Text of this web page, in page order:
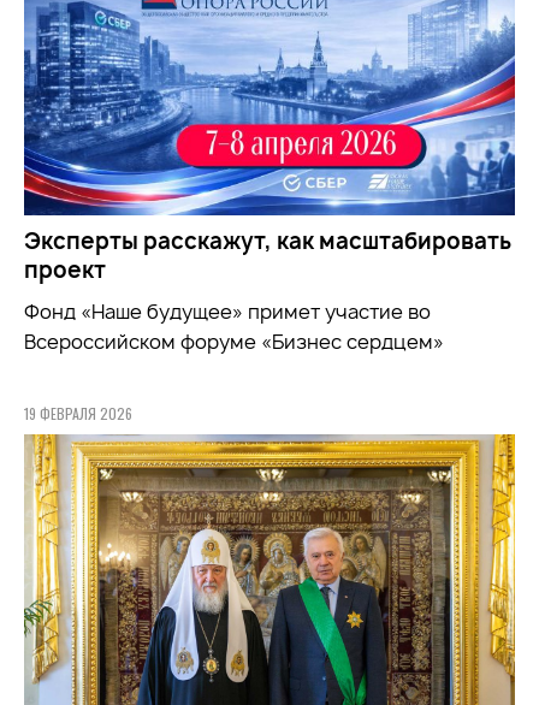
Эксперты расскажут, как масштабировать
проект
Фонд «Наше будущее» примет участие во
Всероссийском форуме «Бизнес сердцем»
19 ФЕВРАЛЯ 2026